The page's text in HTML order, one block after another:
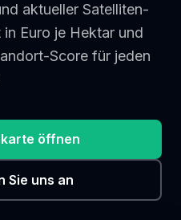
aktueller Satelliten-
Euro je Hektar und
Score für jeden
öffnen
Sie uns an